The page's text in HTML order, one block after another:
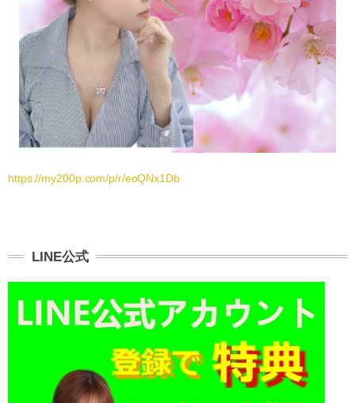
https://my200p.com/p/r/eoQNx1Db
LINE公式